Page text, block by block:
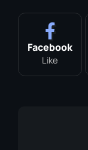
Facebook
Like